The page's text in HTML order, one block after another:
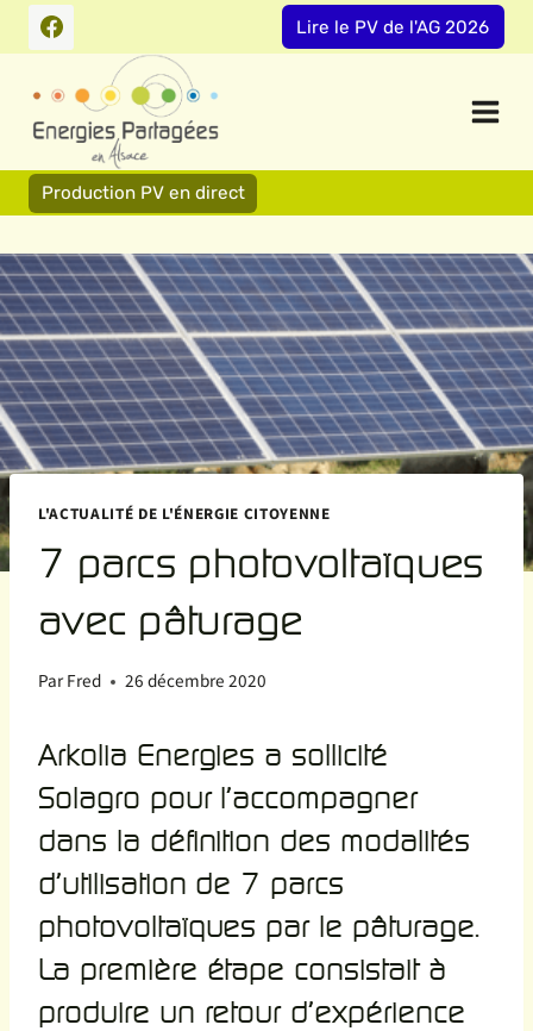
Aller
au
contenu
Lire le PV de l'AG 2026
Production PV en direct
L'ACTUALITÉ DE L'ÉNERGIE CITOYENNE
7 parcs photovoltaïques
avec pâturage
Par Fred 26 décembre 2020
Arkolia Energies a sollicité
Solagro pour l’accompagner
dans la définition des modalités
d’utilisation de 7 parcs
photovoltaïques par le pâturage.
La première étape consistait à
produire un retour d’expérience